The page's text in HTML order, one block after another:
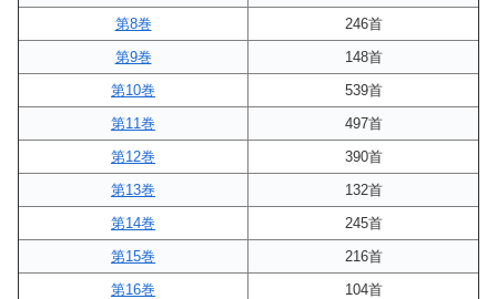
第8巻
246首
第9巻
148首
第10巻
539首
第11巻
497首
第12巻
390首
第13巻
132首
第14巻
245首
第15巻
216首
第16巻
104首